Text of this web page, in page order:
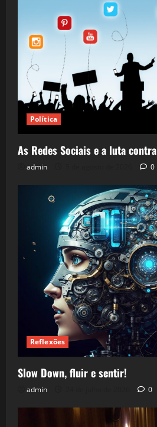
Política
As Redes Sociais e a luta
admin 0
Reflexões
Slow Down, fluir e sentir!
admin 0